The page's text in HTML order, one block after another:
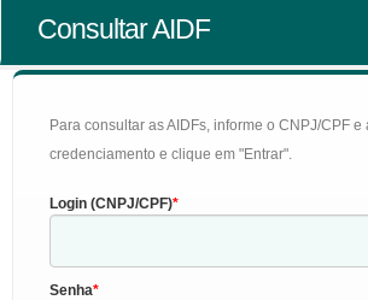
Consultar AIDF
Para consultar as AIDFs, informe o CNPJ/CPF
credenciamento e clique em "Entrar".
Login (CNPJ/CPF)
Senha